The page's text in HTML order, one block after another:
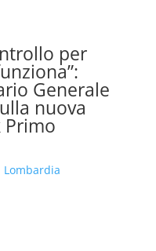
per
Generale
nuova
Primo
Lombardia